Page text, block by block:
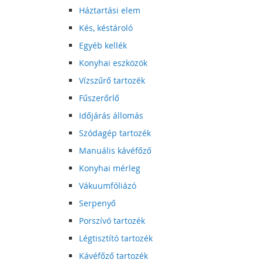
Háztartási elem
Kés, késtároló
Egyéb kellék
Konyhai eszközök
Vízszűrő tartozék
Fűszerőrlő
Időjárás állomás
Szódagép tartozék
Manuális kávéfőző
Konyhai mérleg
Vákuumfóliázó
Serpenyő
Porszívó tartozék
Légtisztító tartozék
Kávéfőző tartozék